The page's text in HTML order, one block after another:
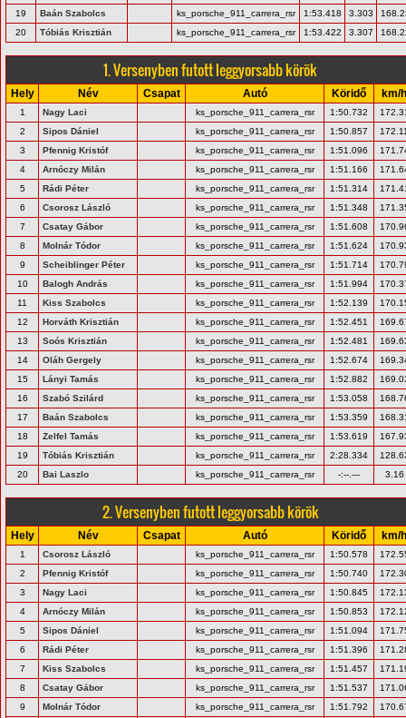
19 Baán Szabolcs ks_porsche_911_carrera_rsr 1:53.418 3.303
20
Tóbiás Krisztián ks_porsche_911_carrera_rsr 1:53.422 3.307
1. Versenyben futott leggyorsabb körök
Hely Név Csapat Autó Köridő km/h
1 Nagy Laci ks_porsche_911_carrera_rsr 1:50.732
2
Sipos Dániel ks_porsche_911_carrera_rsr 1:50.857
3
Pfennig Kristóf ks_porsche_911_carrera_rsr 1:51.096
4
Arnóczy Milán ks_porsche_911_carrera_rsr 1:51.166
5
Rádi Péter ks_porsche_911_carrera_rsr 1:51.314
6
Csorosz László ks_porsche_911_carrera_rsr 1:51.348
7
Csatay Gábor ks_porsche_911_carrera_rsr 1:51.608
8
Molnár Tódor ks_porsche_911_carrera_rsr 1:51.624
9
Scheiblinger Péter ks_porsche_911_carrera_rsr 1:51.714
10
Balogh András ks_porsche_911_carrera_rsr 1:51.994
11
Kiss Szabolcs ks_porsche_911_carrera_rsr 1:52.139
12
Horváth Krisztián ks_porsche_911_carrera_rsr 1:52.451
13
Soós Krisztián ks_porsche_911_carrera_rsr 1:52.481
14
Oláh Gergely ks_porsche_911_carrera_rsr 1:52.674
15
Lányi Tamás ks_porsche_911_carrera_rsr 1:52.882
16
Szabó Szilárd ks_porsche_911_carrera_rsr 1:53.058
17
Baán Szabolcs ks_porsche_911_carrera_rsr 1:53.359
18
Zelfel Tamás ks_porsche_911_carrera_rsr 1:53.619
19
Tóbiás Krisztián ks_porsche_911_carrera_rsr 2:28.334
20
Bai Laszlo ks_porsche_911_carrera_rsr -:--.--- 3.16
2. Versenyben futott leggyorsabb körök
Hely Név Csapat Autó Köridő km/h
1 Csorosz László ks_porsche_911_carrera_rsr 1:50.578
2
Pfennig Kristóf ks_porsche_911_carrera_rsr 1:50.740
3
Nagy Laci ks_porsche_911_carrera_rsr 1:50.845
4
Arnóczy Milán ks_porsche_911_carrera_rsr 1:50.853
5
Sipos Dániel ks_porsche_911_carrera_rsr 1:51.094
6
Rádi Péter ks_porsche_911_carrera_rsr 1:51.396
7
Kiss Szabolcs ks_porsche_911_carrera_rsr 1:51.457
8
Csatay Gábor ks_porsche_911_carrera_rsr 1:51.537
9
Molnár Tódor ks_porsche_911_carrera_rsr 1:51.792